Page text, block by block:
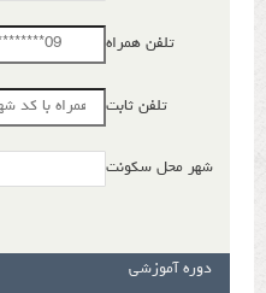
تلفن همراه
تلفن ثابت
شهر محل سکونت
دوره آموزشی